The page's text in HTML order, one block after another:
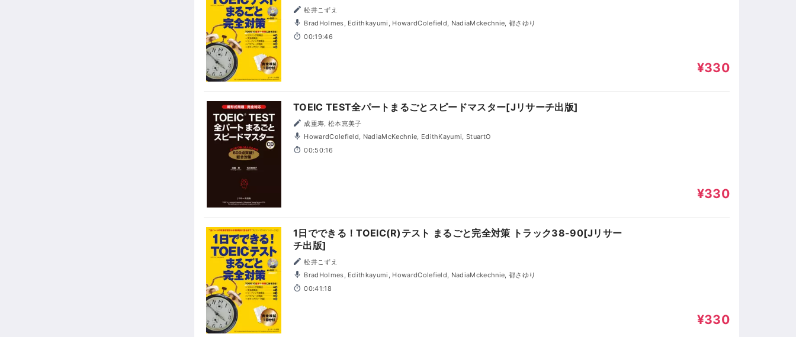
松井こずえ
BradHolmes, Edithkayumi, HowardColefield, NadiaMckechnie, 都さゆり
00:19:46
¥330
TOEIC TEST全パートまるごとスピードマスター[Jリサーチ出版]
成重寿, 松本恵美子
HowardColefield, NadiaMcKechnie, EdithKayumi, StuartO
00:50:16
¥330
1日でできる！TOEIC(R)テスト まるごと完全対策 トラック38-90[Jリサー
チ出版]
松井こずえ
BradHolmes, Edithkayumi, HowardColefield, NadiaMckechnie, 都さゆり
00:41:18
¥330